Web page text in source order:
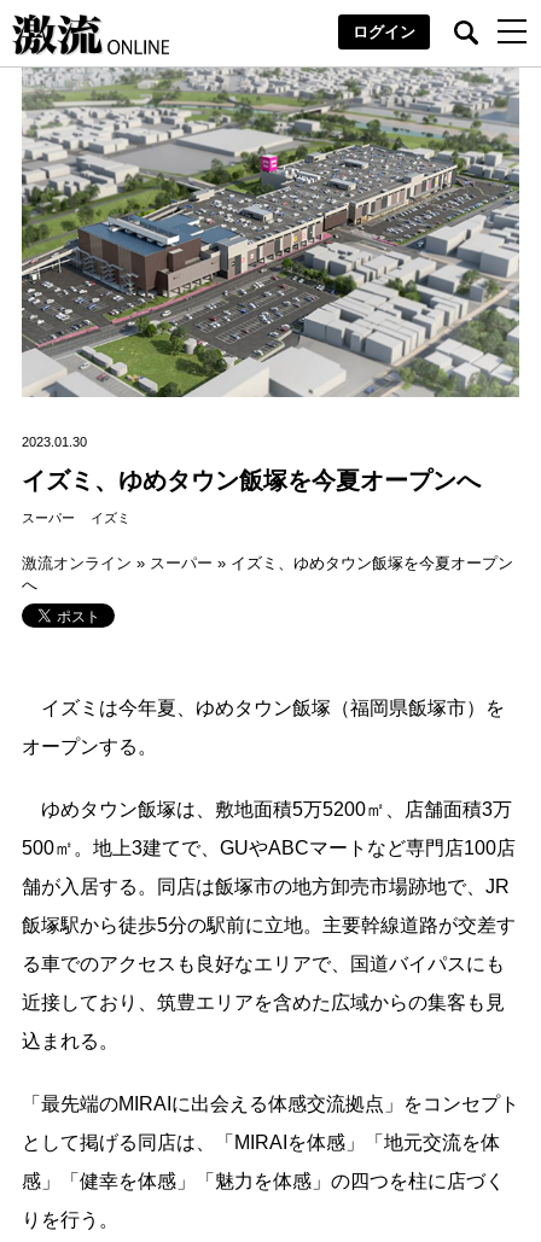
ログイン
2023.01.30
イズミ、ゆめタウン飯塚を今夏オープンへ
スーパー イズミ
激流オンライン » スーパー » イズミ、ゆめタウン飯塚を今夏オープン
へ
イズミは今年夏、ゆめタウン飯塚（福岡県飯塚市）を
オープンする。
ゆめタウン飯塚は、敷地面積5万5200㎡、店舗面積3万
500㎡。地上3建てで、GUやABCマートなど専門店100店
舗が入居する。同店は飯塚市の地方卸売市場跡地で、JR
飯塚駅から徒歩5分の駅前に立地。主要幹線道路が交差す
る車でのアクセスも良好なエリアで、国道バイパスにも
近接しており、筑豊エリアを含めた広域からの集客も見
込まれる。
「最先端のMIRAIに出会える体感交流拠点」をコンセプト
として掲げる同店は、「MIRAIを体感」「地元交流を体
感」「健幸を体感」「魅力を体感」の四つを柱に店づく
りを行う。